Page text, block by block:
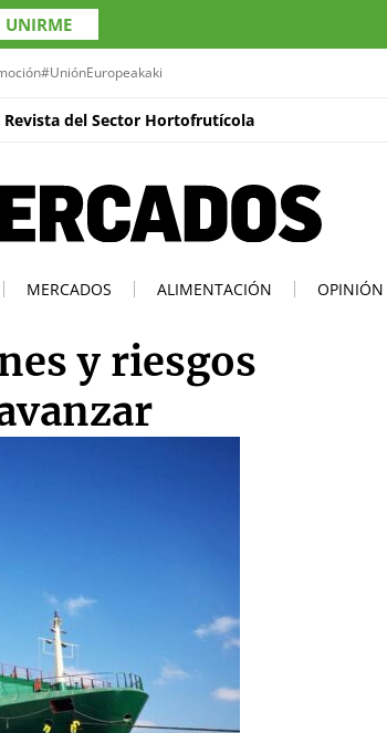
UNIRME
#UniónEuropeakaki
Revista del Sector Hortofrutícola
MERCADOS ALIMENTACIÓN OPINIÓN
y riesgos